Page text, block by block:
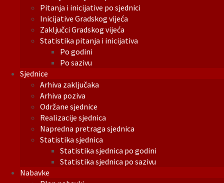
Pitanja i inicijative po sjednici
Inicijative Gradskog vijeća
Zaključci Gradskog vijeća
Statistika pitanja i inicijativa
Po godini
Po sazivu
Sjednice
Arhiva zaključaka
Arhiva poziva
Održane sjednice
Realizacije sjednica
Napredna pretraga sjednica
Statistika sjednica
Statistika sjednica po godini
Statistika sjednica po sazivu
Nabavke